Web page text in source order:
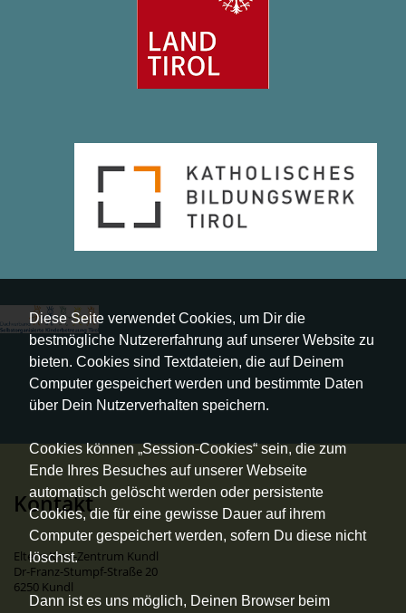
Diese Seite verwendet Cookies, um Dir die
bestmögliche Nutzererfahrung auf unserer Website zu
bieten. Cookies sind Textdateien, die auf Deinem
Computer gespeichert werden und bestimmte Daten
über Dein Nutzerverhalten speichern.
Cookies können „Session-Cookies“ sein, die zum
Ende Ihres Besuches auf unserer Webseite
automatisch gelöscht werden oder persistente
Cookies, die für eine gewisse Dauer auf ihrem
Computer gespeichert werden, sofern Du diese nicht
löschst.
Dann ist es uns möglich, Deinen Browser beim
Kontakt
Eltern-Kind-Zentrum Kundl
Dr-Franz-Stumpf-Straße 20
6250 Kundl